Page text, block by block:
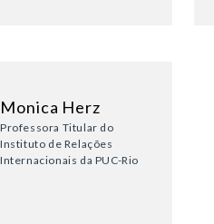
Monica Herz
Professora Titular do
Instituto de Relações
Internacionais da PUC-Rio